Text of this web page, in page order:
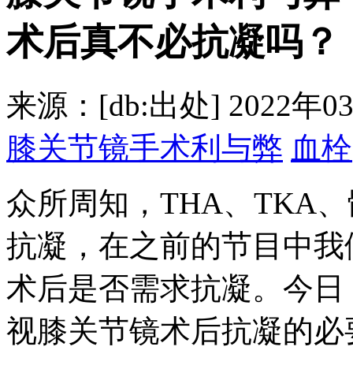
术后真不必抗凝吗？
来源：[db:出处] 2022年
膝关节镜手术利与弊 血栓
众所周知，THA、TKA
抗凝，在之前的节目中
术后是否需求抗凝。今
视膝关节镜术后抗凝的必